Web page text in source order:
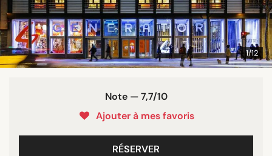
1/12
Note — 7,7/10
Ajouter à mes favoris
RÉSERVER